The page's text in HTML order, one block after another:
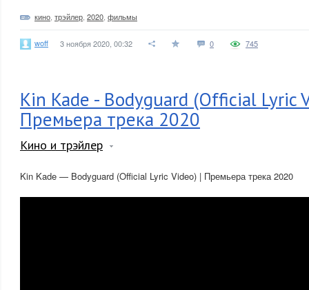
кино трэйлер 2020 фильмы
woff 3 ноября 2020, 00:32 0 745
Kin Kade - Bodyguard (Official Lyric
Премьера трека 2020
Кино и трэйлер
Kin Kade — Bodyguard (Official Lyric Video) | Премьера трека 2020